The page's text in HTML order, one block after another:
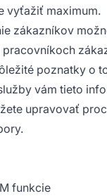
vyťažiť maximum.
zákazníkov
pracovníkoch
poznatky o
vám tieto
upravovať
funkcie